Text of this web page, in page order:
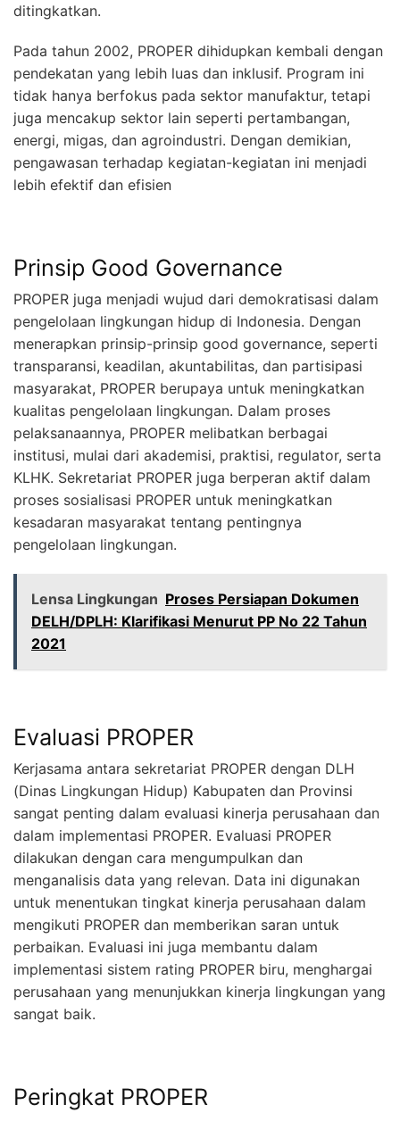
ditingkatkan.
Pada tahun 2002, PROPER dihidupkan kembali dengan
pendekatan yang lebih luas dan inklusif. Program ini
tidak hanya berfokus pada sektor manufaktur, tetapi
juga mencakup sektor lain seperti pertambangan,
energi, migas, dan agroindustri. Dengan demikian,
pengawasan terhadap kegiatan-kegiatan ini menjadi
lebih efektif dan efisien
Prinsip Good Governance
PROPER juga menjadi wujud dari demokratisasi dalam
pengelolaan lingkungan hidup di Indonesia. Dengan
menerapkan prinsip-prinsip good governance, seperti
transparansi, keadilan, akuntabilitas, dan partisipasi
masyarakat, PROPER berupaya untuk meningkatkan
kualitas pengelolaan lingkungan. Dalam proses
pelaksanaannya, PROPER melibatkan berbagai
institusi, mulai dari akademisi, praktisi, regulator, serta
KLHK. Sekretariat PROPER juga berperan aktif dalam
proses sosialisasi PROPER untuk meningkatkan
kesadaran masyarakat tentang pentingnya
pengelolaan lingkungan.
Lensa Lingkungan Proses Persiapan Dokumen
DELH/DPLH: Klarifikasi Menurut PP No 22 Tahun
2021
Evaluasi PROPER
Kerjasama antara sekretariat PROPER dengan DLH
(Dinas Lingkungan Hidup) Kabupaten dan Provinsi
sangat penting dalam evaluasi kinerja perusahaan dan
dalam implementasi PROPER. Evaluasi PROPER
dilakukan dengan cara mengumpulkan dan
menganalisis data yang relevan. Data ini digunakan
untuk menentukan tingkat kinerja perusahaan dalam
mengikuti PROPER dan memberikan saran untuk
perbaikan. Evaluasi ini juga membantu dalam
implementasi sistem rating PROPER biru, menghargai
perusahaan yang menunjukkan kinerja lingkungan yang
sangat baik.
Peringkat PROPER